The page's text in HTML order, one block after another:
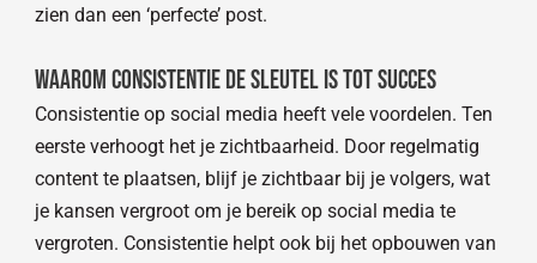
zien dan een ‘perfecte’ post.
Waarom consistentie de sleutel is tot succes
Consistentie op social media heeft vele voordelen. Ten
eerste verhoogt het je zichtbaarheid. Door regelmatig
content te plaatsen, blijf je zichtbaar bij je volgers, wat
je kansen vergroot om je bereik op social media te
vergroten. Consistentie helpt ook bij het opbouwen van